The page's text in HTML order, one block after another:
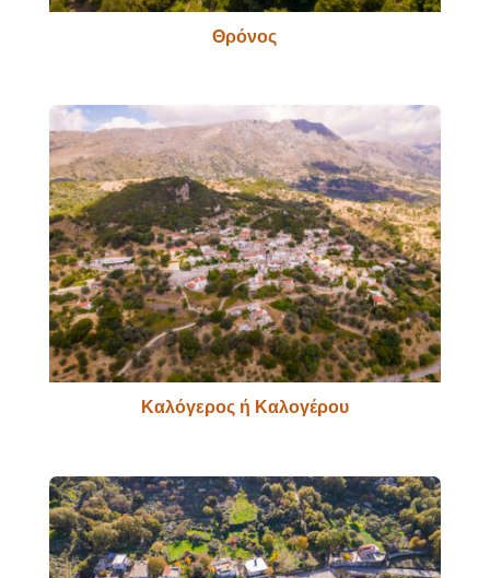
Θρόνος
Καλόγερος ή Καλογέρου